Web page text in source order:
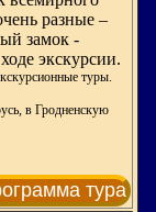
разные –
замок -
экскурсии.
туры.
в Гродненскую
тура